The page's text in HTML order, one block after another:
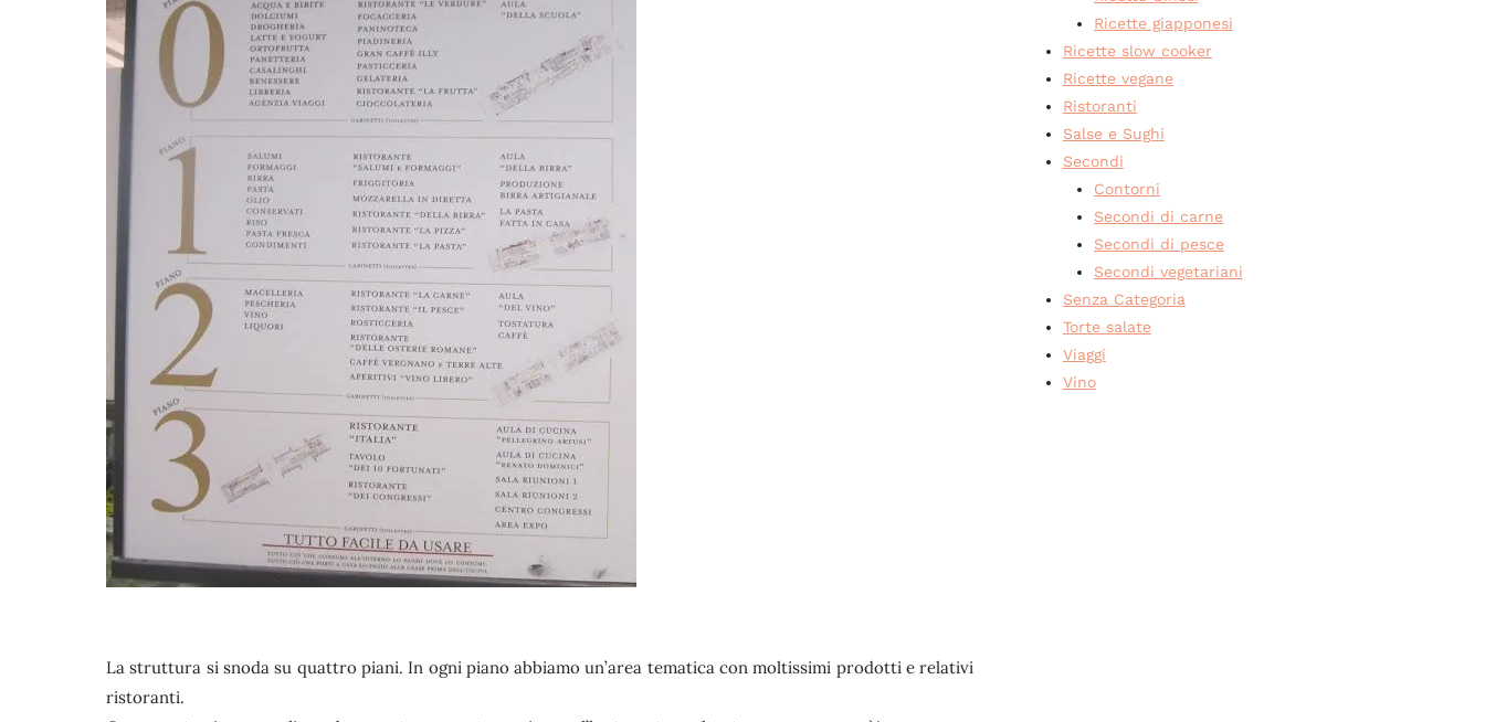
La struttura si snoda su quattro piani. In ogni piano abbiamo un’area tematica con moltissimi prodotti e relativi
ristoranti.
Ricette giapponesi
Ricette slow cooker
Ricette vegane
Ristoranti
Salse e Sughi
Secondi
Contorni
Secondi di carne
Secondi di pesce
Secondi vegetariani
Senza Categoria
Torte salate
Viaggi
Vino